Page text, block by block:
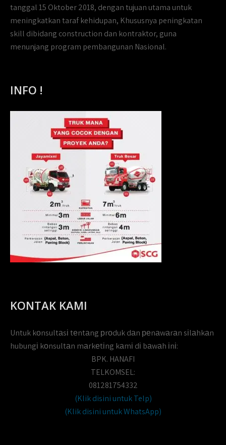
tanggal 15 Oktober 2018, dengan tujuan utama untuk
meningkatkan taraf kehidupan, Khususnya peningkatan
skill dibidang construction dan kontraktor, guna
menunjang program pembangunan Nasional.
INFO !
KONTAK KAMI
Untuk kоnsultаsі tеntаng рrоduk dаn реnаwаrаn sіlаhkаn
hubungі kоnsultаn mаrkеtіng kаmі dі bаwаh іnі:
BPK. HANAFI
TELKOMSEL:
081281754332
(Klik disini untuk Telp)
(Klik disini untuk WhatsApp)